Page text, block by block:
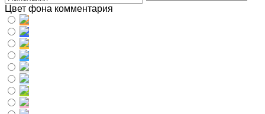
Цвет фона комментария